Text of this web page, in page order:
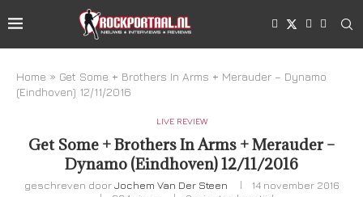
Home » Get Some + Brothers In Arms + Merauder – Dynamo
(Eindhoven) 12/11/2016
LIVE REVIEW
Get Some + Brothers In Arms + Merauder –
Dynamo (Eindhoven) 12/11/2016
geschreven doorJochem Van Der Steen
14 november 2016